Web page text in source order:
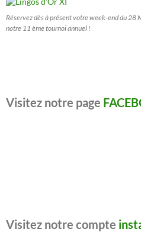
Réservez dès à présent votre week-end du
notre 11 ème tournoi annuel !
Visitez notre page
Visitez notre compte